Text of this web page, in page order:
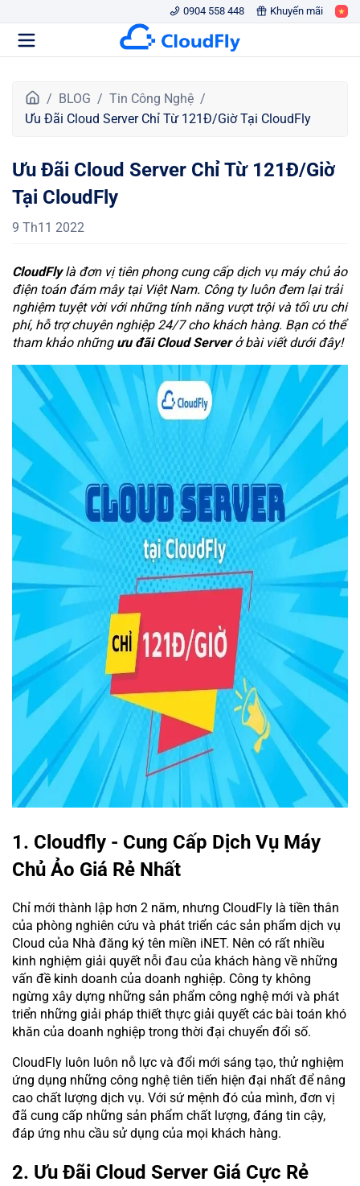
0904 558 448 Khuyến mãi
r
g
h
ủ
BLOG
Tin Công Nghệ
Ưu Đãi Cloud Server Chỉ Từ 121Đ/Giờ Tại CloudFly
Ưu Đãi Cloud Server Chỉ Từ 121Đ/Giờ
Tại CloudFly
9 Th11 2022
CloudFlylà đơn vị tiên phong cung cấp dịch vụ máy chủ ảo
điện toán đám mây tại Việt Nam. Công ty luôn đem lại trải
nghiệm tuyệt vời với những tính năng vượt trội và tối ưu chi
phí, hỗ trợ chuyên nghiệp 24/7 cho khách hàng. Bạn có thể
tham khảo những ưu đãi Cloud Serverở bài viết dưới đây!
1. Cloudfly - Cung Cấp Dịch Vụ Máy
Chủ Ảo Giá Rẻ Nhất
Chỉ mới thành lập hơn 2 năm, nhưng CloudFly là tiền thân
của phòng nghiên cứu và phát triển các sản phẩm dịch vụ
Cloud của Nhà đăng ký tên miền iNET. Nên có rất nhiều
kinh nghiệm giải quyết nỗi đau của khách hàng về những
vấn đề kinh doanh của doanh nghiệp. Công ty không
ngừng xây dựng những sản phẩm công nghệ mới và phát
triển những giải pháp thiết thực giải quyết các bài toán khó
khăn của doanh nghiệp trong thời đại chuyển đổi số.
CloudFly luôn luôn nỗ lực và đổi mới sáng tạo, thử nghiệm
ứng dụng những công nghệ tiên tiến hiện đại nhất để nâng
cao chất lượng dịch vụ. Với sứ mệnh đó của mình, đơn vị
đã cung cấp những sản phẩm chất lượng, đáng tin cậy,
đáp ứng nhu cầu sử dụng của mọi khách hàng.
2. Ưu Đãi Cloud Server Giá Cực Rẻ